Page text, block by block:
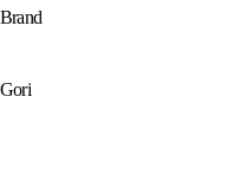
Brand
Gori